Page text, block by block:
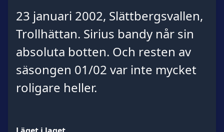
23 januari 2002, Slättbergsvallen,
Trollhättan. Sirius bandy når sin
absoluta botten. Och resten av
säsongen 01/02 var inte mycket
roligare heller.